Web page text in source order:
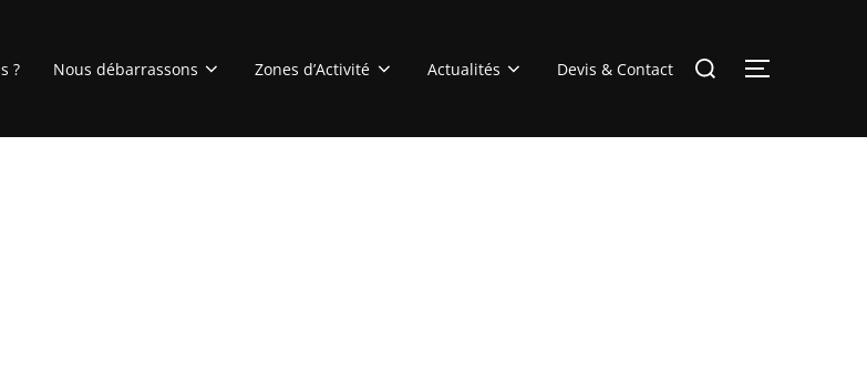
? Nous débarrassons Zones d’Activité Actualités Devis & Contact
Rechercher :